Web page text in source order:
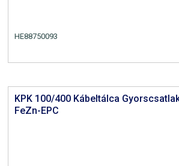
HE88750093
KPK 100/400 Kábeltálca
FeZn-EPC